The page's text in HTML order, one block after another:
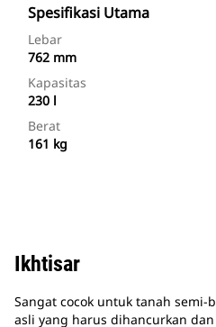
Spesifikasi Utama
Lebar
762 mm
Kapasitas
230 l
Berat
161 kg
Ikhtisar
Sangat cocok untuk tanah
asli yang harus dihancurkan